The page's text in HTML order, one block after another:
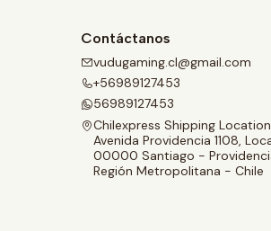
Contáctanos
vudugaming.cl@gmail.com
+56989127453
56989127453
Chilexpress Shipping Location
Avenida Providencia 1108,
00000 Santiago -
Región Metropolitana - Chile